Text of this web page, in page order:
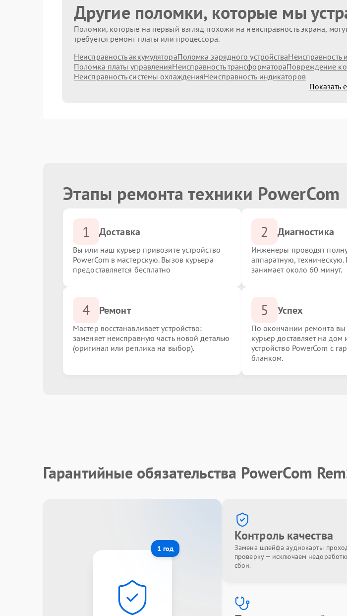
Другие поломки, которые мы
Поломки, которые на первый взгляд похожи на неисправность экрана,
требуется ремонт платы или процессора.
Неисправность аккумулятораПоломка зарядного устройстваНеисправность
Поломка платы управленияНеисправность трансформатораПовреждение
Неисправность системы охлажденияНеисправность индикаторов
Показать
Этапы ремонта техники PowerCom
1 Доставка
Вы или наш курьер привозите устройство
PowerCom в мастерскую. Вызов курьера
предоставляется бесплатно
2 Диагностика
Инженеры проводят
аппаратную,
занимает около 60 минут.
4 Ремонт
Мастер восстанавливает устройство:
заменяет неисправную часть новой деталью
(оригинал или реплика на выбор).
5 Успех
По окончании ремонта вы
курьер доставляет на дом
устройство PowerCom с
бланком.
Гарантийные обязательства PowerCom
1 год
Контроль качества
Замена шлейфа аудиокарты
проверку — исключаем
сбои.